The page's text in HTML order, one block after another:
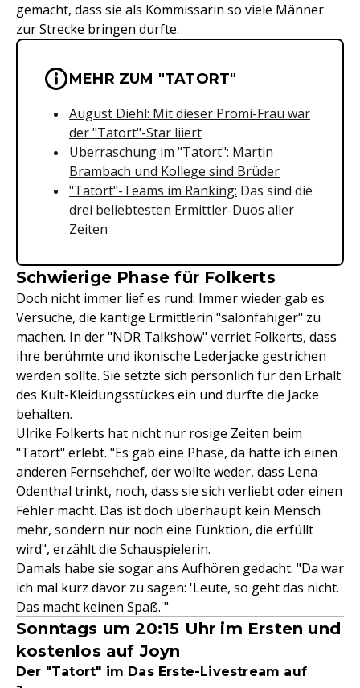
gemacht, dass sie als Kommissarin so viele Männer
zur Strecke bringen durfte.
Wichtige Hinweise &
MEHR ZUM "TATORT"
August Diehl: Mit dieser Promi-Frau war
der "Tatort"-Star liiert
Überraschung im "Tatort": Martin
Brambach und Kollege sind Brüder
"Tatort"-Teams im Ranking: Das sind die
drei beliebtesten Ermittler-Duos aller
Zeiten
Schwierige Phase für Folkerts
Doch nicht immer lief es rund: Immer wieder gab es
Versuche, die kantige Ermittlerin "salonfähiger" zu
machen. In der "NDR Talkshow" verriet Folkerts, dass
ihre berühmte und ikonische Lederjacke gestrichen
werden sollte. Sie setzte sich persönlich für den Erhalt
des Kult-Kleidungsstückes ein und durfte die Jacke
behalten.
Ulrike Folkerts hat nicht nur rosige Zeiten beim
"Tatort" erlebt. "Es gab eine Phase, da hatte ich einen
anderen Fernsehchef, der wollte weder, dass Lena
Odenthal trinkt, noch, dass sie sich verliebt oder einen
Fehler macht. Das ist doch überhaupt kein Mensch
mehr, sondern nur noch eine Funktion, die erfüllt
wird", erzählt die Schauspielerin.
Damals habe sie sogar ans Aufhören gedacht. "Da war
ich mal kurz davor zu sagen: 'Leute, so geht das nicht.
Das macht keinen Spaß.'"
Sonntags um 20:15 Uhr im Ersten und
kostenlos auf Joyn
Der "Tatort" im Das Erste-Livestream auf